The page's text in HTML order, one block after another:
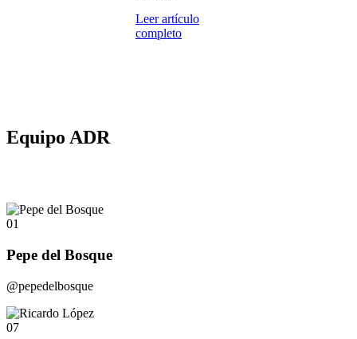
Leer artículo
completo
Equipo ADR
01
Pepe del Bosque
@pepedelbosque
07